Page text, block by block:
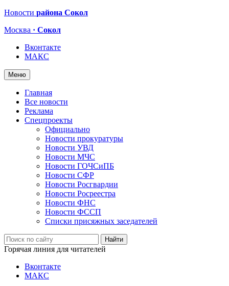
Новости района Сокол
Москва · Сокол
Вконтакте
МАКС
Меню
Главная
Все новости
Реклама
Спецпроекты
Официально
Новости прокуратуры
Новости УВД
Новости МЧС
Новости ГОЧСиПБ
Новости СФР
Новости Росгвардии
Новости Росреестра
Новости ФНС
Новости ФССП
Списки присяжных заседателей
Горячая линия для читателей
Вконтакте
МАКС